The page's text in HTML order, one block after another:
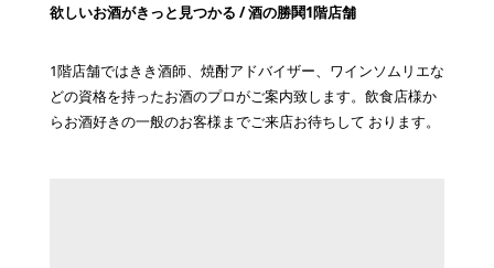
欲しいお酒がきっと 見つかる /酒の勝鬨1階店舗
1階店舗ではきき酒師、焼酎アドバイザー、ワインソムリエな
どの資格を持ったお酒のプロがご案内致します。飲食店様か
らお酒好きの一般のお客様までご来店お待ちして おります。